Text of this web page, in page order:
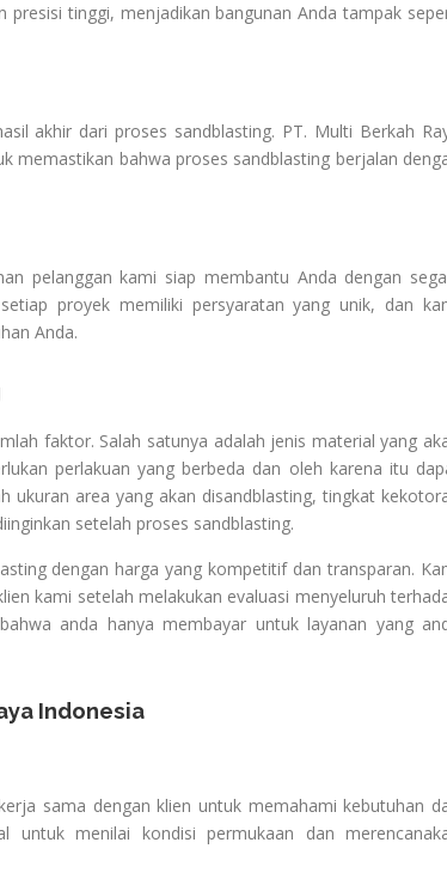
tinggi, menjadikan bangunan Anda tampak
akhir dari proses sandblasting. PT. Multi Berkah
memastikan bahwa proses sandblasting berjalan
pelanggan kami siap membantu Anda dengan
proyek memiliki persyaratan yang unik, dan
Anda.
faktor. Salah satunya adalah jenis material yang
perlakuan yang berbeda dan oleh karena itu
ukuran area yang akan disandblasting, tingkat
setelah proses sandblasting.
dengan harga yang kompetitif dan transparan.
kami setelah melakukan evaluasi menyeluruh
anda hanya membayar untuk layanan yang
Indonesia
sama dengan klien untuk memahami kebutuhan
untuk menilai kondisi permukaan dan